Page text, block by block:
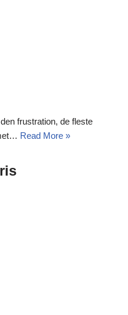
frustration, de fleste
Read More »